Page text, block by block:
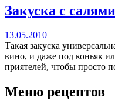
Закуска с
13.05.2010
Такая закуска
вино, и даже под коньяк
приятелей, чтобы просто
Меню рецептов